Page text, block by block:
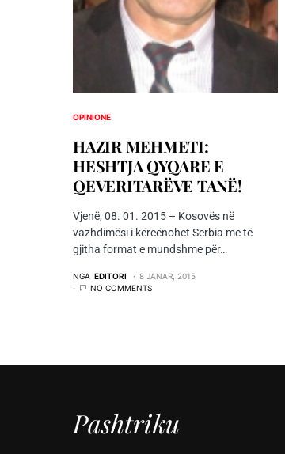
OPINIONE
HAZIR MEHMETI:
HESHTJA QYQARE E
QEVERITARËVE TANË!
Vjenë, 08. 01. 2015 – Kosovës në
vazhdimësi i kërcënohet Serbia me të
gjitha format e mundshme për…
NGA EDITORI
8 JANAR, 2015
NO COMMENTS
Pashtriku